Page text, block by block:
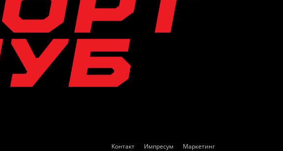
Контакт Импресум Маркетинг